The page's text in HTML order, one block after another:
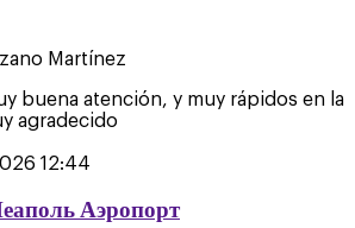
Martínez
buena atención, y muy rápidos en la
agradecido
12:44
Аэропорт